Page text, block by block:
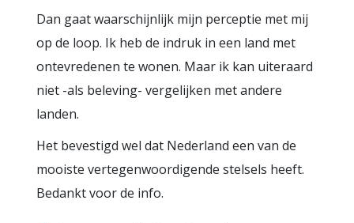
Dan gaat waarschijnlijk mijn perceptie met mij
op de loop. Ik heb de indruk in een land met
ontevredenen te wonen. Maar ik kan uiteraard
niet -als beleving- vergelijken met andere
landen.
Het bevestigd wel dat Nederland een van de
mooiste vertegenwoordigende stelsels heeft.
Bedankt voor de info.